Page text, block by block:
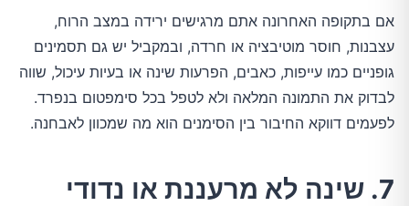
אם בתקופה האחרונה אתם מרגישים ירידה במצב הרוח,
עצבנות, חוסר מוטיבציה או חרדה, ובמקביל יש גם תסמינים
גופניים כמו עייפות, כאבים, הפרעות שינה או בעיות עיכול, שווה
לבדוק את התמונה המלאה ולא לטפל בכל סימפטום בנפרד.
לפעמים דווקא החיבור בין הסימנים הוא מה שמכוון לאבחנה.
7. שינה לא מרעננת או נדודי